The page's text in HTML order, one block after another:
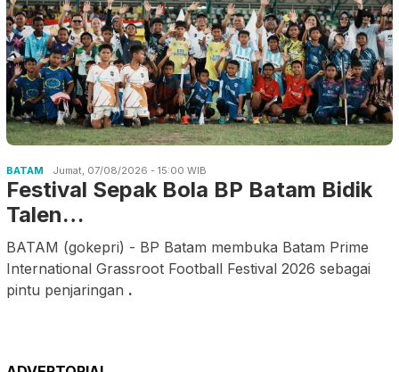
BATAM Jumat, 07/08/2026 - 15:00 WIB
Festival Sepak Bola BP Batam Bidik
Talen…
BATAM (gokepri) - BP Batam membuka Batam Prime
International Grassroot Football Festival 2026 sebagai
pintu penjaringan .